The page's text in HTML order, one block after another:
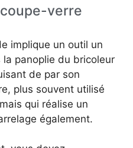
verre
implique un outil un
panoplie du bricoleur
de par son
plus souvent utilisé
qui réalise un
également.